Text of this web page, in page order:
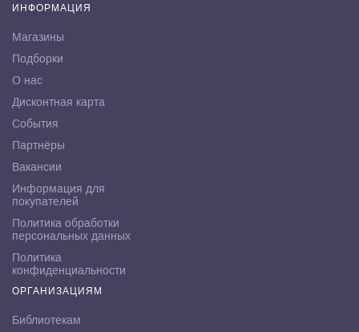
ИНФОРМАЦИЯ
Магазины
Подборки
О нас
Дисконтная карта
События
Партнёры
Вакансии
Информация для
покупателей
Политика обработки
персональных данных
Политика
конфиденциальности
ОРГАНИЗАЦИЯМ
Библиотекам